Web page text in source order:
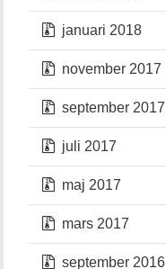
januari 2018
november 2017
september 2017
juli 2017
maj 2017
mars 2017
september 2016